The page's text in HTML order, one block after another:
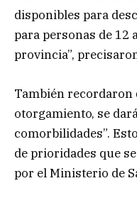
disponibles para
para personas de 12
provincia”,
También recordaron
otorgamiento, se
comorbilidades”.
de prioridades que
por el Ministerio de